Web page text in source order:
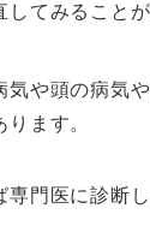
てみることが
気や頭の病気
ます。
門医に診断